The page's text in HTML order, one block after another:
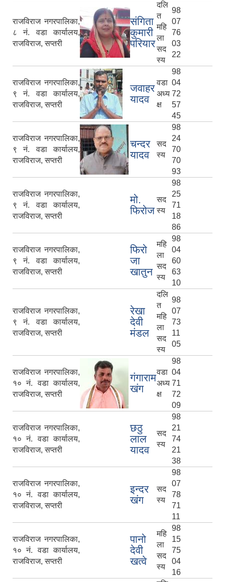
राजविराज नगरपालिका,
८ नं. वडा कार्यालय,
राजविराज, सप्तरी
संगिता
कुमारी
परियार
दलि
त
महि
ला
सद
स्य
98
07
76
03
22
राजविराज नगरपालिका,
९ नं. वडा कार्यालय,
राजविराज, सप्तरी
जवाहर
यादव
वडा
अध्य
क्ष
98
04
72
57
45
राजविराज नगरपालिका,
९ नं. वडा कार्यालय,
राजविराज, सप्तरी
चन्दर
यादव
सद
स्य
98
24
70
70
93
राजविराज नगरपालिका,
९ नं. वडा कार्यालय,
राजविराज, सप्तरी
मो.
फिरोज
सद
स्य
98
25
71
18
86
राजविराज नगरपालिका,
९ नं. वडा कार्यालय,
राजविराज, सप्तरी
फिरो
जा
खातुन
महि
ला
सद
स्य
98
04
60
63
10
राजविराज नगरपालिका,
९ नं. वडा कार्यालय,
राजविराज, सप्तरी
रेखा
देवी
मंडल
दलि
त
महि
ला
सद
स्य
98
07
73
11
05
राजविराज नगरपालिका,
१० नं. वडा कार्यालय,
राजविराज, सप्तरी
गंगाराम
खंग
वडा
अध्य
क्ष
98
04
71
72
09
राजविराज नगरपालिका,
१० नं. वडा कार्यालय,
राजविराज, सप्तरी
छठु
लाल
यादव
सद
स्य
98
21
74
21
38
राजविराज नगरपालिका,
१० नं. वडा कार्यालय,
राजविराज, सप्तरी
इन्दर
खंग
सद
स्य
98
07
78
71
11
राजविराज नगरपालिका,
१० नं. वडा कार्यालय,
राजविराज, सप्तरी
पानो
देवी
खत्वे
महि
ला
सद
स्य
98
15
75
04
16